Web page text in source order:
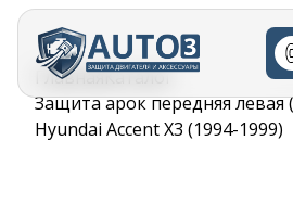
Перейти к
основному
содержанию
Строка
навигации
ГлавнаяКаталог
Защита арок передняя левая
Hyundai Accent X3 (1994-1999)